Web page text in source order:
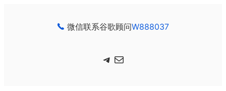
微信联系谷歌顾问W888037
Telegram 电子邮件